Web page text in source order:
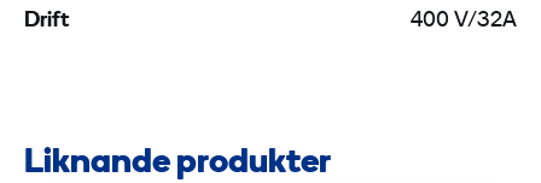
Drift 400 V/32A
Liknande produkter